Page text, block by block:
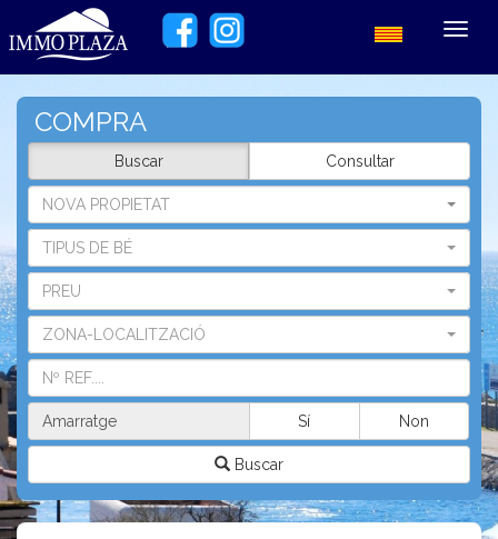
COMPRA
Buscar Consultar
NOVA PROPIETAT
TIPUS DE BÉ
PREU
ZONA-LOCALITZACIÓ
Amarratge Sí Non
Buscar